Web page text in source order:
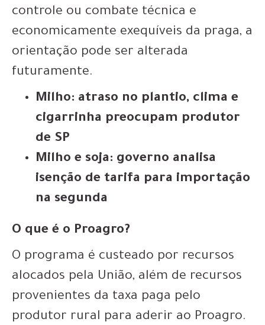
controle ou combate técnica e
economicamente exequíveis da praga, a
orientação pode ser alterada
futuramente.
Milho: atraso no plantio, clima e
cigarrinha preocupam produtor
de SP
Milho e soja: governo analisa
isenção de tarifa para importação
na segunda
O que é o Proagro?
O programa é custeado por recursos
alocados pela União, além de recursos
provenientes da taxa paga pelo
produtor rural para aderir ao Proagro.